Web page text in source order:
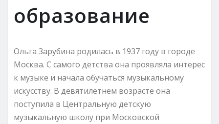
образование
Ольга Зарубина родилась в 1937 году в городе
Москва. С самого детства она проявляла интерес
к музыке и начала обучаться музыкальному
искусству. В девятилетнем возрасте она
поступила в Центральную детскую
музыкальную школу при Московской